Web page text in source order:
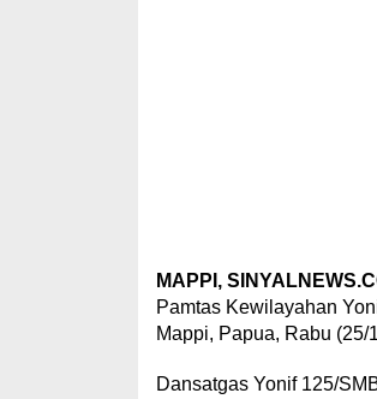
MAPPI,
Pamtas Kewilayahan
Mappi, Papua, Rabu (25/
Dansatgas Yonif 125/